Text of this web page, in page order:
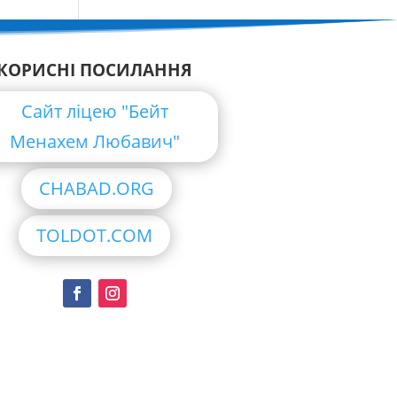
ПОСИЛАННЯ
Сайт ліцею "Бейт
Менахем Любавич"
CHABAD.ORG
TOLDOT.COM